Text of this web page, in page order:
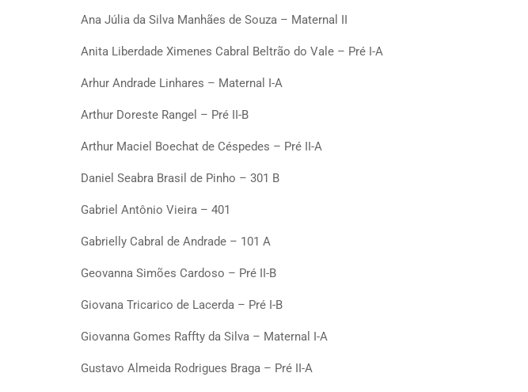
Ana Júlia da Silva Manhães de Souza – Maternal II
Anita Liberdade Ximenes Cabral Beltrão do Vale – Pré I-A
Arhur Andrade Linhares – Maternal I-A
Arthur Doreste Rangel – Pré II-B
Arthur Maciel Boechat de Céspedes – Pré II-A
Daniel Seabra Brasil de Pinho – 301 B
Gabriel Antônio Vieira – 401
Gabrielly Cabral de Andrade – 101 A
Geovanna Simões Cardoso – Pré II-B
Giovana Tricarico de Lacerda – Pré I-B
Giovanna Gomes Raffty da Silva – Maternal I-A
Gustavo Almeida Rodrigues Braga – Pré II-A